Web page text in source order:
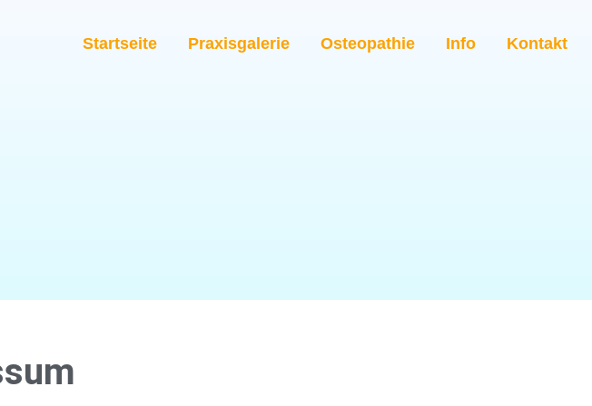
Startseite Praxisgalerie Osteopathie Info Kontakt